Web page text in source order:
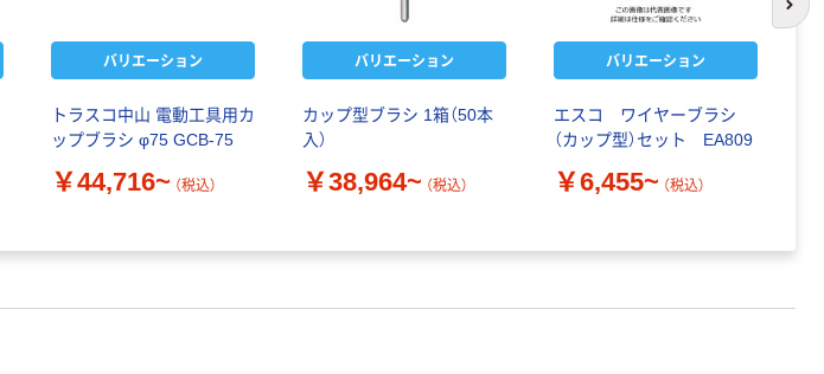
バリエーション
トラスコ中山 電動工具用カ
ップブラシ φ75 GCB-75
￥44,716~ （税込）
バリエーション
カップ型ブラシ 1箱（50本
入）
￥38,964~ （税込）
バリエーション
エスコ ワイヤーブラシ
（カップ型）セット EA809
￥6,455~ （税込）
次